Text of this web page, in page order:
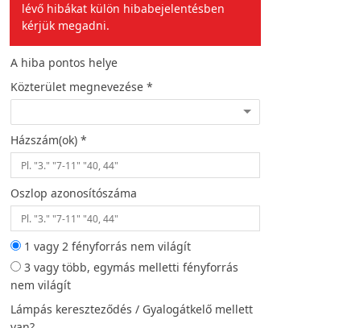
lévő hibákat külön hibabejelentésben
kérjük megadni.
A hiba pontos helye
Közterület megnevezése *
Házszám(ok) *
Oszlop azonosítószáma
1 vagy 2 fényforrás nem világít
3 vagy több, egymás melletti fényforrás
nem világít
Lámpás kereszteződés / Gyalogátkelő mellett